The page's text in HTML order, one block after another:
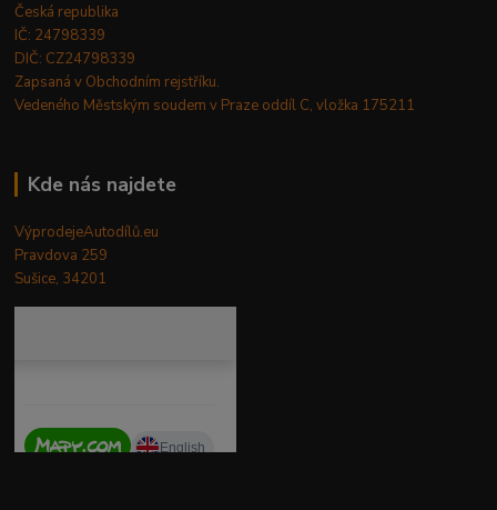
Česká republika
IČ: 24798339
DIČ: CZ24798339
Zapsaná v Obchodním rejstříku.
Vedeného Městským soudem v Praze oddíl C, vložka 175211
Kde nás najdete
VýprodejeAutodílů.eu
Pravdova 259
Sušice, 34201